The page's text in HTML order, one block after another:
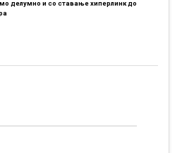
делумно и со ставање хиперлинк до